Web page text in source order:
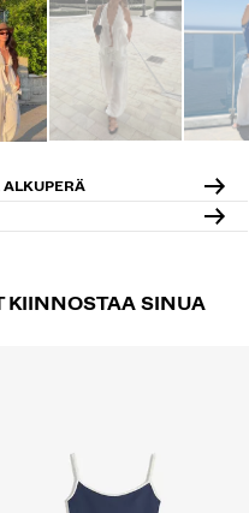
KIINNOSTAA SINUA